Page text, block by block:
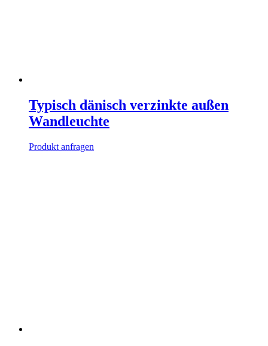
Typisch dänisch verzinkte außen
Wandleuchte
Produkt anfragen